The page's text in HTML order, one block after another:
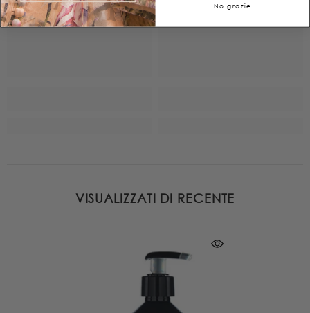
VISUALIZZATI DI RECENTE
No grazie